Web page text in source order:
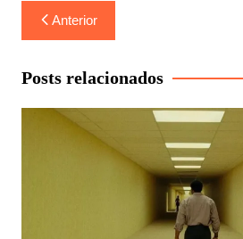
Navegação
de
Post
Anterior
Posts relacionados